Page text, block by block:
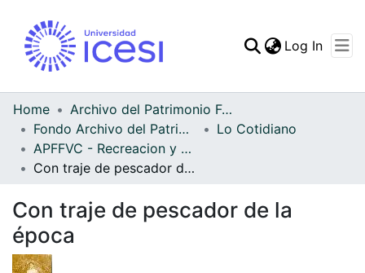
Statistics
Log In
Home
Archivo del Patrimonio Fotográfico y Fílmico del Valle del Cauca
Fondo Archivo del Patrimonio Fotográfico y Fílmico del Valle del Cauca
Lo Cotidiano
APFFVC - Recreacion y Paseo - Patrimonial
Con traje de pescador de la época
Con traje de pescador de la
época